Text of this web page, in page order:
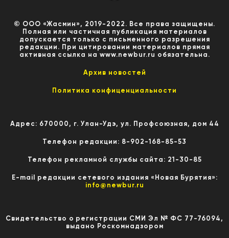
© ООО «Жасмин», 2019-2022. Все права защищены.
Полная или частичная публикация материалов
допускается только с письменного разрешения
редакции. При цитировании материалов прямая
активная ссылка на www.newbur.ru обязательна.
Архив новостей
Политика конфиценциальности
Адрес: 670000, г. Улан-Удэ, ул. Профсоюзная, дом 44
Телефон редакции: 8-902-168-85-53
Телефон рекламной службы сайта: 21-30-85
E-mail редакции сетевого издания «Новая Бурятия»:
info@newbur.ru
Свидетельство о регистрации СМИ Эл № ФС 77-76094,
выдано Роскомнадзором